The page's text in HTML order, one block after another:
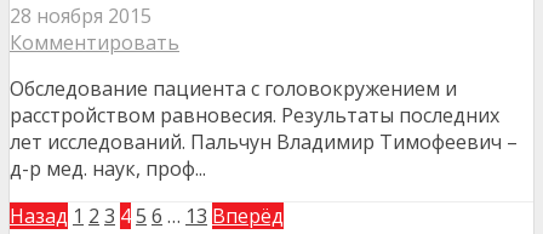
28 ноября 2015
Комментировать
Обследование пациента с головокружением и
расстройством равновесия. Результаты последних
лет исследований. Пальчун Владимир Тимофеевич –
д-р мед. наук, проф...
Назад 1 2 3 45 6 … 13 Вперёд